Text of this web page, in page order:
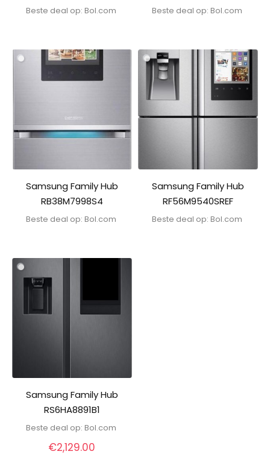
Beste deal op: bol.com Beste deal op: bol.com
Samsung Family Hub
RB38M7998S4
Beste deal op: bol.com
Samsung Family Hub
RF56M9540SREF
Beste deal op: bol.com
Samsung Family Hub
RS6HA8891B1
Beste deal op: bol.com
€2,129.00